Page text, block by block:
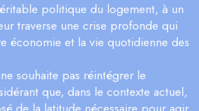
politique du logement, à un
traverse une crise profonde qui
économie et la vie quotidienne des
souhaite pas réintégrer le
que, dans le contexte actuel,